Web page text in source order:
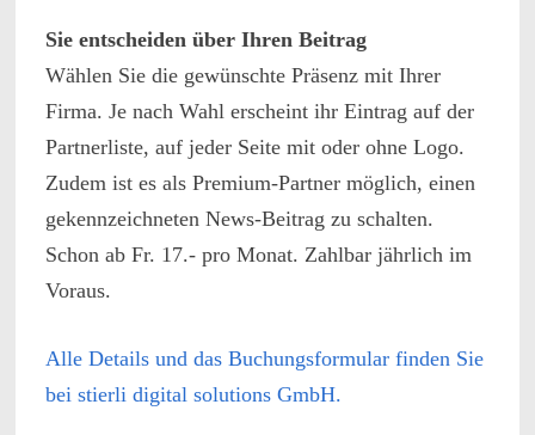
Sie entscheiden über Ihren Beitrag
Wählen Sie die gewünschte Präsenz mit Ihrer
Firma. Je nach Wahl erscheint ihr Eintrag auf der
Partnerliste, auf jeder Seite mit oder ohne Logo.
Zudem ist es als Premium-Partner möglich, einen
gekennzeichneten News-Beitrag zu schalten.
Schon ab Fr. 17.- pro Monat. Zahlbar jährlich im
Voraus.
Alle Details und das Buchungsformular finden Sie
bei stierli digital solutions GmbH.